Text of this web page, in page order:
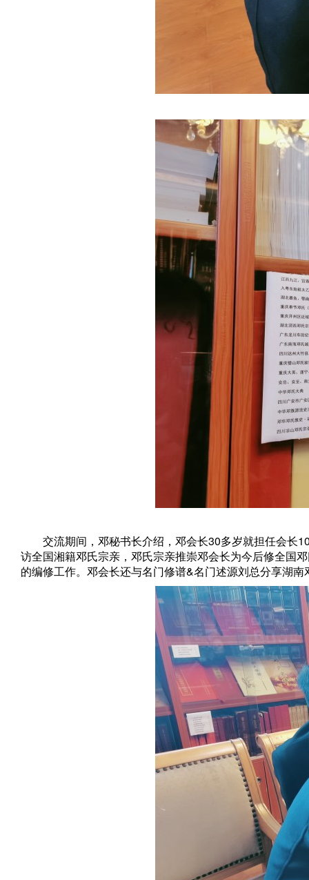
交流期间，邓秘书长介绍，邓会长30多岁就担任会长
访全国湘籍邓氏宗亲，邓氏宗亲推崇邓会长为今后修全国
的编修工作。邓会长还与名门修谱&名门述源刘总分享湖